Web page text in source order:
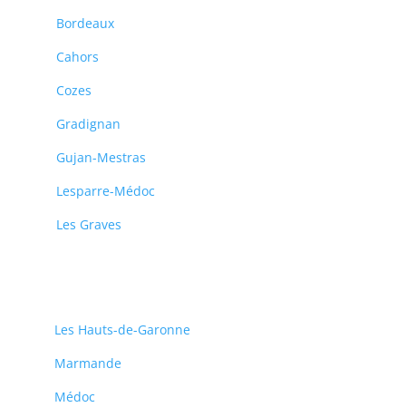
Bordeaux
Cahors
Cozes
Gradignan
Gujan-Mestras
Lesparre-Médoc
Les Graves
Les Hauts-de-Garonne
Marmande
Médoc